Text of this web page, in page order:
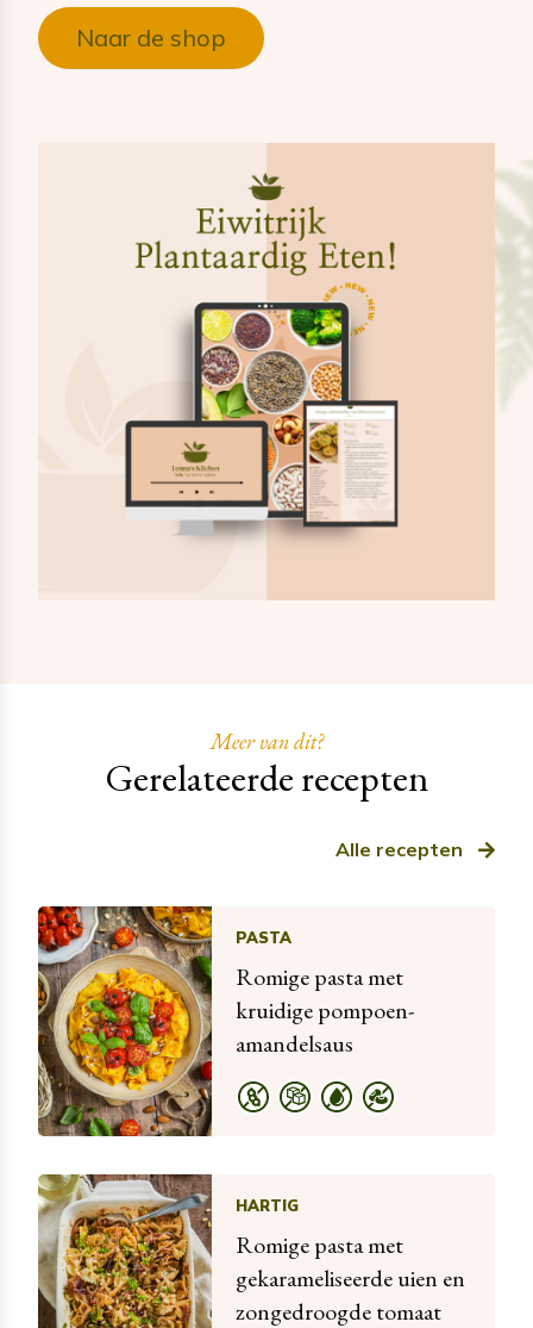
Naar de shop
Meer van dit?
Gerelateerde recepten
Alle recepten
PASTA
Romige pasta met
kruidige pompoen-
amandelsaus
HARTIG
Romige pasta met
gekarameliseerde uien en
zongedroogde tomaat